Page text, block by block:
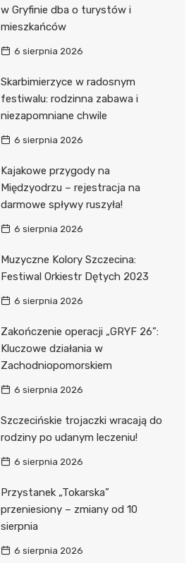
w Gryfinie dba o turystów i
mieszkańców
6 sierpnia 2026
Skarbimierzyce w radosnym
festiwalu: rodzinna zabawa i
niezapomniane chwile
6 sierpnia 2026
Kajakowe przygody na
Międzyodrzu – rejestracja na
darmowe spływy ruszyła!
6 sierpnia 2026
Muzyczne Kolory Szczecina:
Festiwal Orkiestr Dętych 2023
6 sierpnia 2026
Zakończenie operacji „GRYF 26”:
Kluczowe działania w
Zachodniopomorskiem
6 sierpnia 2026
Szczecińskie trojaczki wracają do
rodziny po udanym leczeniu!
6 sierpnia 2026
Przystanek „Tokarska”
przeniesiony – zmiany od 10
sierpnia
6 sierpnia 2026